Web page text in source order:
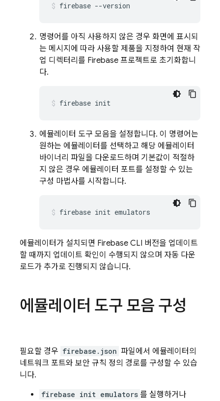
firebase --version
명령어를 아직 사용하지 않은 경우 화면에 표시되
는 메시지에 따라 사용할 제품을 지정하여 현재 작
업 디렉터리를 Firebase 프로젝트로 초기화합니
다.
firebase init
에뮬레이터 도구 모음을 설정합니다. 이 명령어는
원하는 에뮬레이터를 선택하고 해당 에뮬레이터
바이너리 파일을 다운로드하며 기본값이 적절하
지 않은 경우 에뮬레이터 포트를 설정할 수 있는
구성 마법사를 시작합니다.
firebase init emulators
에뮬레이터가 설치되면 Firebase CLI 버전을 업데이트
할 때까지 업데이트 확인이 수행되지 않으며 자동 다운
로드가 추가로 진행되지 않습니다.
에뮬레이터 도구 모음 구성
필요할 경우 firebase.json 파일에서 에뮬레이터의
네트워크 포트와 보안 규칙 정의 경로를 구성할 수 있습
니다.
firebase init emulators 를 실행하거나